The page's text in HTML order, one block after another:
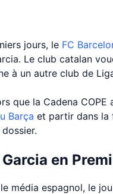
jours, le FC
Le club catalan
à un autre club de
que la Cadena COPE
Barça et partir dans la
en
le média espagnol, le